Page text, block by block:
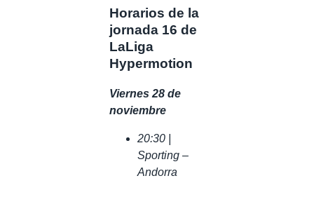
Horarios de la
jornada 16 de
LaLiga
Hypermotion
Viernes 28 de
noviembre
20:30 |
Sporting –
Andorra